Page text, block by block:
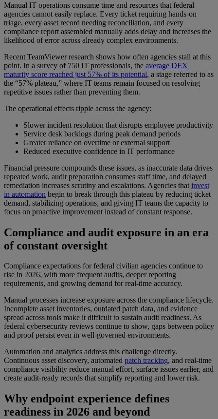
Manual IT operations consume time and resources that federal
agencies cannot easily replace. Every ticket requiring hands-on
triage, every asset record needing reconciliation, and every
compliance report assembled manually adds delay and increases the
likelihood of error across already complex environments.
Recent TeamViewer research shows how often agencies stall at this
point. In a survey of 750 IT professionals, the average DEX
maturity score reached just 57% of its potential, a stage referred to as
the “57% plateau,” where IT teams remain focused on resolving
repetitive issues rather than preventing them.
The operational effects ripple across the agency:
Slower incident resolution that disrupts employee productivity
Service desk backlogs during peak demand periods
Greater reliance on overtime or external support
Reduced executive confidence in IT performance
Financial pressure compounds these issues, as inaccurate data drives
repeated work, audit preparation consumes staff time, and delayed
remediation increases scrutiny and escalations. Agencies that invest
in automation begin to break through this plateau by reducing ticket
demand, stabilizing operations, and giving IT teams the capacity to
focus on proactive improvement instead of constant response.
Compliance and audit exposure in an era
of constant oversight
Compliance expectations for federal civilian agencies continue to
rise in 2026, with more frequent audits, deeper reporting
requirements, and growing demand for real-time accuracy.
Manual processes increase exposure across the compliance lifecycle.
Incomplete asset inventories, outdated patch data, and evidence
spread across tools make it difficult to sustain audit readiness. As
federal cybersecurity reviews continue to show, gaps between policy
and proof persist even in well-governed environments.
Automation and analytics address this challenge directly.
Continuous asset discovery, automated patch tracking, and real-time
compliance visibility reduce manual effort, surface issues earlier, and
create audit-ready records that simplify reporting and lower risk.
Why endpoint experience defines
readiness in 2026 and beyond